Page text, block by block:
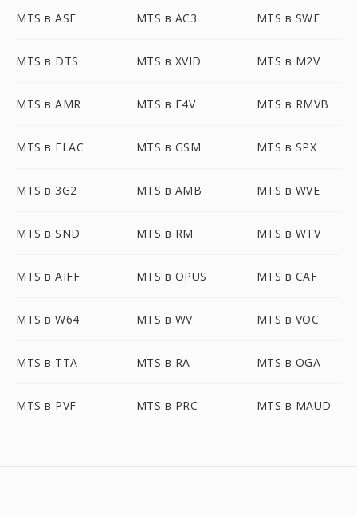
MTS в ASF MTS в AC3 MTS в SWF
MTS в DTS MTS в XVID MTS в M2V
MTS в AMR MTS в F4V MTS в RMVB
MTS в FLAC MTS в GSM MTS в SPX
MTS в 3G2 MTS в AMB MTS в WVE
MTS в SND MTS в RM MTS в WTV
MTS в AIFF MTS в OPUS MTS в CAF
MTS в W64 MTS в WV MTS в VOC
MTS в TTA MTS в RA MTS в OGA
MTS в PVF MTS в PRC MTS в MAUD